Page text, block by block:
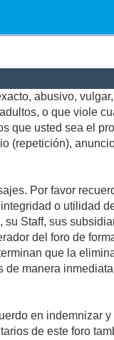
abusivo,
o que viole
que usted sea el
(repetición),
Por favor
o utilidad
Staff, sus
del foro de
que la
manera
en indemnizar
de este foro